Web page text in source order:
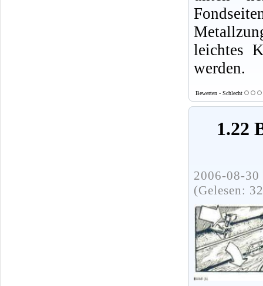
leichtes
werden.
Bewerten - Schlecht
1.22
2006-08-
(Gelesen: